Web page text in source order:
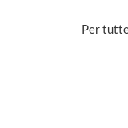
Per